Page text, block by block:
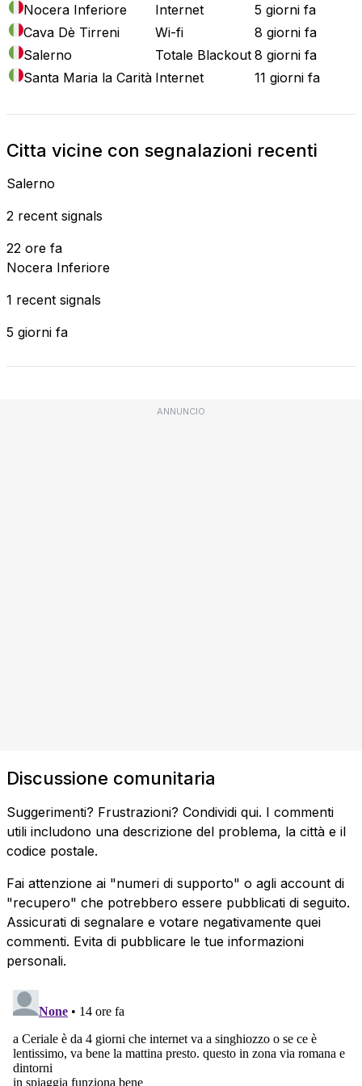
Nocera Inferiore
Internet
5 giorni fa
Cava Dè Tirreni
Wi-fi
8 giorni fa
Salerno
Totale Blackout 8 giorni fa
Santa Maria la Carità Internet 11 giorni fa
Citta vicine con segnalazioni recenti
Salerno
2 recent signals
22 ore fa
Nocera Inferiore
1 recent signals
5 giorni fa
ANNUNCIO
Discussione comunitaria
Suggerimenti? Frustrazioni? Condividi qui. I commenti
utili includono una descrizione del problema, la città e il
codice postale.
Fai attenzione ai "numeri di supporto" o agli account di
"recupero" che potrebbero essere pubblicati di seguito.
Assicurati di segnalare e votare negativamente quei
commenti. Evita di pubblicare le tue informazioni
personali.